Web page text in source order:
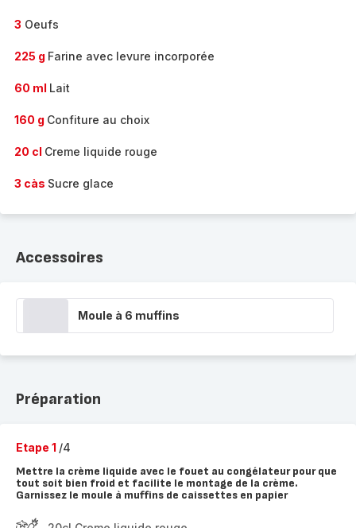
3 Oeufs
225 g Farine avec levure incorporée
60 ml Lait
160 g Confiture au choix
20 cl Creme liquide rouge
3 càs Sucre glace
Accessoires
Moule à 6 muffins
Préparation
Etape 1 /4
Mettre la crème liquide avec le fouet au congélateur pour que
tout soit bien froid et facilite le montage de la crème.
Garnissez le moule à muffins de caissettes en papier